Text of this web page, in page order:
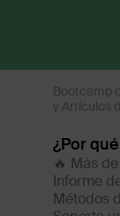
Bootcamp
y Artículos
¿Por
🔥 Más
Informe
Métodos